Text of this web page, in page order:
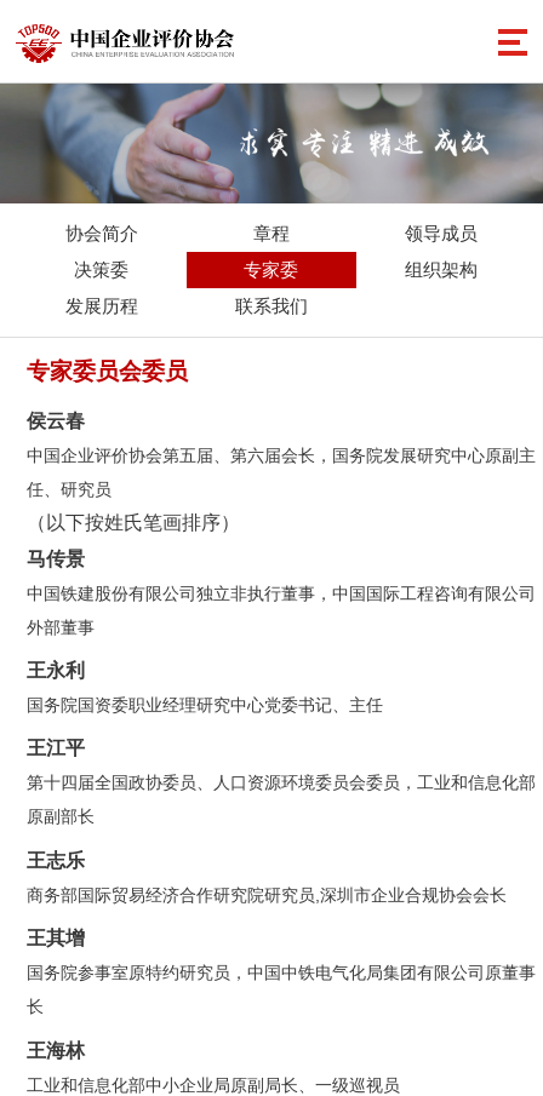
协会简介 章程
领导成员
决策委
专家委
组织架构
发展历程
联系我们
专家委员会委员
侯云春
中国企业评价协会第五届、第六届会长，国务院发展研究中心原副主
任、研究员
（以下按姓氏笔画排序）
马传景
中国铁建股份有限公司独立非执行董事，中国国际工程咨询有限公司
外部董事
王永利
国务院国资委职业经理研究中心党委书记、主任
王江平
第十四届全国政协委员、人口资源环境委员会委员，工业和信息化部
原副部长
王志乐
商务部国际贸易经济合作研究院研究员,深圳市企业合规协会会长
王其增
国务院参事室原特约研究员，中国中铁电气化局集团有限公司原董事
长
王海林
工业和信息化部中小企业局原副局长、一级巡视员